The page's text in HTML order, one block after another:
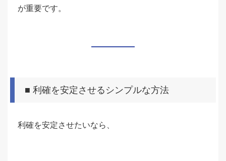
が重要です。
■ 利確を安定させるシンプルな方法
利確を安定させたいなら、